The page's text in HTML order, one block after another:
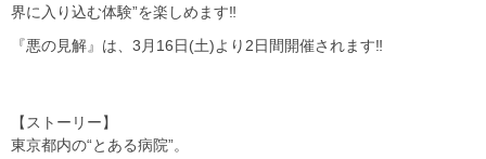
界に入り込む体験”を楽しめます‼
『悪の見解』は、3月16日(土)より2日間開催されます‼
【ストーリー】
東京都内の“とある病院”。